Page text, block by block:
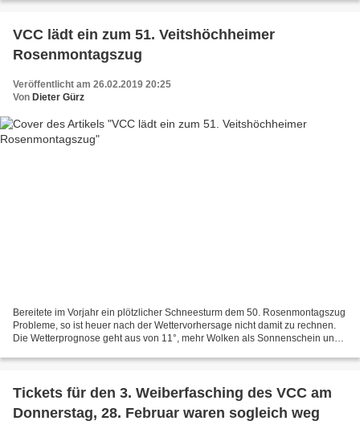
VCC lädt ein zum 51. Veitshöchheimer
Rosenmontagszug
Veröffentlicht am 26.02.2019 20:25
Von Dieter Gürz
Bereitete im Vorjahr ein plötzlicher Schneesturm dem 50. Rosenmontagszug
Probleme, so ist heuer nach der Wettervorhersage nicht damit zu rechnen.
Die Wetterprognose geht aus von 11°, mehr Wolken als Sonnenschein und
Tickets für den 3. Weiberfasching des VCC am
Donnerstag, 28. Februar waren sogleich weg